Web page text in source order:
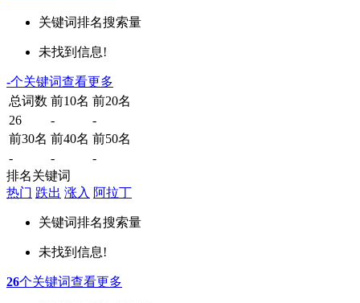
关键词排名搜索量
未找到信息!
-个关键词查看更多
总词数 前10名 前20名
26
-
-
前30名 前40名 前50名
-
-
-
排名关键词
热门 跌出 涨入 阿拉丁
关键词排名搜索量
未找到信息!
26个关键词查看更多